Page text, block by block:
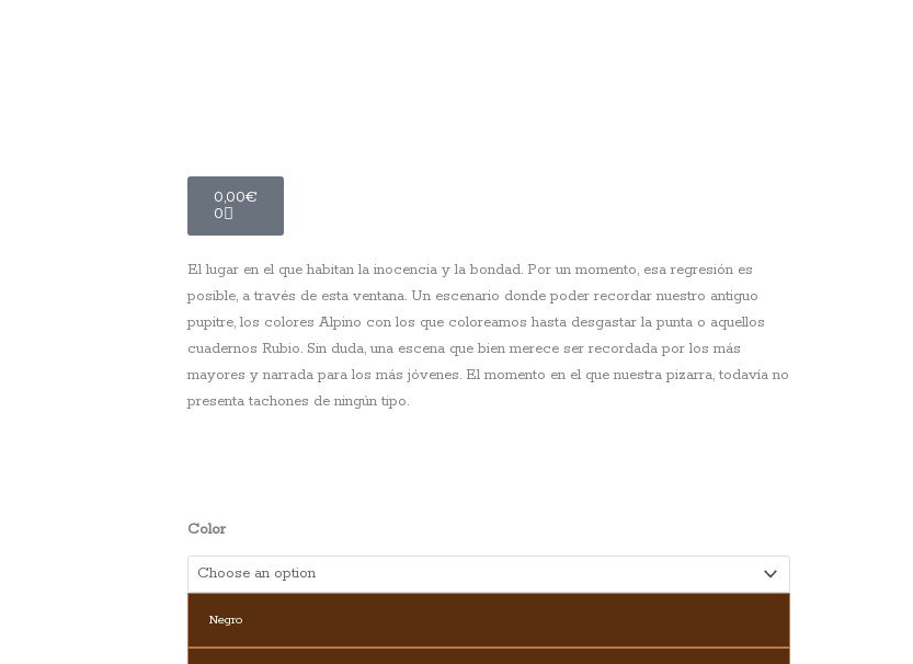
0,00€
0
El lugar en el que habitan la inocencia y la bondad. Por un momento, esa regresión es
posible, a través de esta ventana. Un escenario donde poder recordar nuestro antiguo
pupitre, los colores Alpino con los que coloreamos hasta desgastar la punta o aquellos
cuadernos Rubio. Sin duda, una escena que bien merece ser recordada por los más
mayores y narrada para los más jóvenes. El momento en el que nuestra pizarra, todavía no
presenta tachones de ningún tipo.
Color
Negro
La
Escuela
quantity